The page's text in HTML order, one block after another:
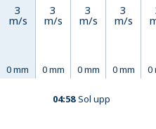
3
m/s
0 mm
3
m/s
0 mm
3
m/s
0 mm
3
m/s
0 mm 0
04:58 Sol upp